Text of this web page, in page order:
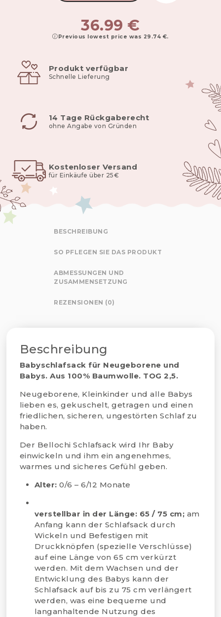
12m)
Menge
36.99 €
Previous lowest price was 29.74 €.
Produkt verfügbar
Schnelle Lieferung
14 Tage Rückgaberecht
ohne Angabe von Gründen
Kostenloser Versand
für Einkäufe über 25€
BESCHREIBUNG
SO PFLEGEN SIE DAS PRODUKT
ABMESSUNGEN UND
ZUSAMMENSETZUNG
REZENSIONEN (0)
Beschreibung
Babyschlafsack für Neugeborene und
Babys. Aus 100% Baumwolle. TOG 2,5.
Neugeborene, Kleinkinder und alle Babys
lieben es, gekuschelt, getragen und einen
friedlichen, sicheren, ungestörten Schlaf zu
haben.
Der Bellochi Schlafsack wird Ihr Baby
einwickeln und ihm ein angenehmes,
warmes und sicheres Gefühl geben.
Alter: 0/6 – 6/12 Monate
verstellbar in der Länge: 65 / 75 cm; am
Anfang kann der Schlafsack durch
Wickeln und Befestigen mit
Druckknöpfen (spezielle Verschlüsse)
auf eine Länge von 65 cm verkürzt
werden. Mit dem Wachsen und der
Entwicklung des Babys kann der
Schlafsack auf bis zu 75 cm verlängert
werden, was eine bequeme und
langanhaltende Nutzung des